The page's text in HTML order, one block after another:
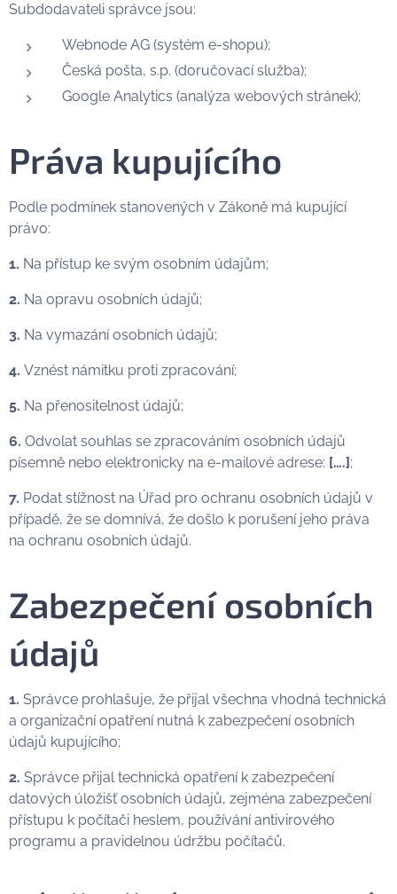
Subdodavateli správce jsou:
Webnode AG (systém e-shopu);
Česká pošta, s.p. (doručovací služba);
Google Analytics (analýza webových stránek);
Práva kupujícího
Podle podmínek stanovených v Zákoně má kupující
právo:
1. Na přístup ke svým osobním údajům;
2. Na opravu osobních údajů;
3. Na vymazání osobních údajů;
4. Vznést námitku proti zpracování;
5. Na přenositelnost údajů;
6. Odvolat souhlas se zpracováním osobních údajů
písemně nebo elektronicky na e-mailové adrese: [….];
7. Podat stížnost na Úřad pro ochranu osobních údajů v
případě, že se domnívá, že došlo k porušení jeho práva
na ochranu osobních údajů.
Zabezpečení osobních
údajů
1. Správce prohlašuje, že přijal všechna vhodná technická
a organizační opatření nutná k zabezpečení osobních
údajů kupujícího;
2. Správce přijal technická opatření k zabezpečení
datových úložišť osobních údajů, zejména zabezpečení
přístupu k počítači heslem, používání antivirového
programu a pravidelnou údržbu počítačů.